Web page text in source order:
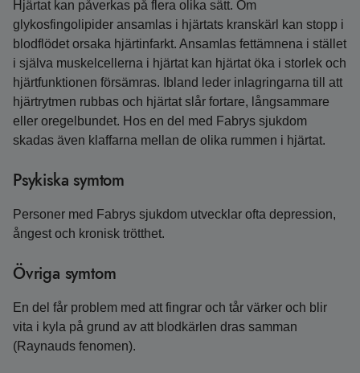
Hjärtat kan påverkas på flera olika sätt. Om
glykosfingolipider ansamlas i hjärtats kranskärl kan stopp i
blodflödet orsaka hjärtinfarkt. Ansamlas fettämnena i stället
i själva muskelcellerna i hjärtat kan hjärtat öka i storlek och
hjärtfunktionen försämras. Ibland leder inlagringarna till att
hjärtrytmen rubbas och hjärtat slår fortare, långsammare
eller oregelbundet. Hos en del med Fabrys sjukdom
skadas även klaffarna mellan de olika rummen i hjärtat.
Psykiska symtom
Personer med Fabrys sjukdom utvecklar ofta depression,
ångest och kronisk trötthet.
Övriga symtom
En del får problem med att fingrar och tår värker och blir
vita i kyla på grund av att blodkärlen dras samman
(Raynauds fenomen).